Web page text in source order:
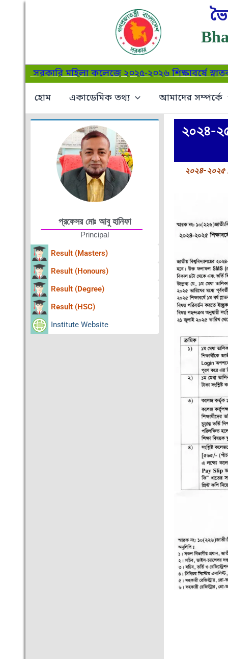
সরকারি মহিলা কলেজে ২০২৫-২০২৬ শিক্ষাবর্ষে স্নাতক
হোম
একাডেমিক তথ্য আমাদের সম্পর্কে
প্রফেসর মোঃ আবু হানিফা
Principal
Result (Masters)
Result (Honours)
Result (Degree)
Result (HSC)
Institute Website
২০২৪-২৫
২০২৪-২০২৫